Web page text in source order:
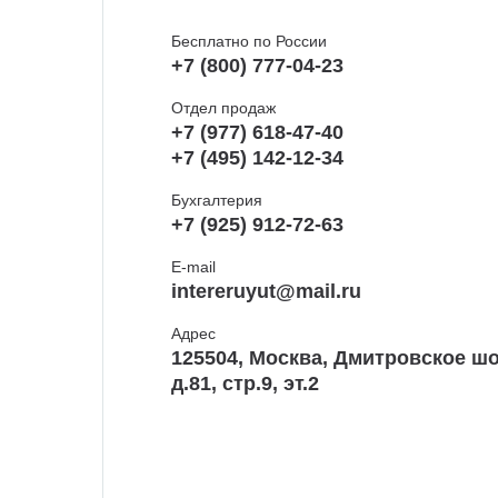
Бесплатно по России
+7 (800) 777-04-23
Отдел продаж
+7 (977) 618-47-40
+7 (495) 142-12-34
Бухгалтерия
+7 (925) 912-72-63
E-mail
intereruyut@mail.ru
Адрес
125504, Москва, Дмитровское
д.81, стр.9, эт.2